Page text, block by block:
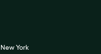
New York